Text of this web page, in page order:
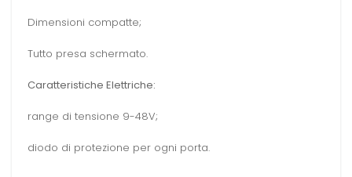
Dimensioni compatte;
Tutto presa schermato.
Caratteristiche Elettriche:
range di tensione 9-48V;
diodo di protezione per ogni porta.